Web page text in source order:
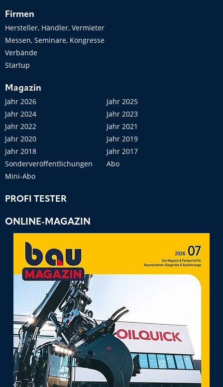
Firmen
Hersteller, Händler, Vermieter
Messen, Seminare, Kongresse
Verbände
Startup
Magazin
Jahr 2026
Jahr 2025
Jahr 2024
Jahr 2023
Jahr 2022
Jahr 2021
Jahr 2020
Jahr 2019
Jahr 2018
Jahr 2017
Sonderveröffentlichungen
Abo
Mini-Abo
PROFI TESTER
ONLINE-MAGAZIN